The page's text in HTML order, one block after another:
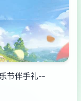
节伴手礼--